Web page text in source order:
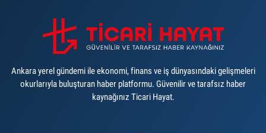
Ankara yerel gündemi ile ekonomi, finans ve iş dünyasındaki gelişmeleri
okurlarıyla buluşturan haber platformu. Güvenilir ve tarafsız haber
kaynağınız Ticari Hayat.